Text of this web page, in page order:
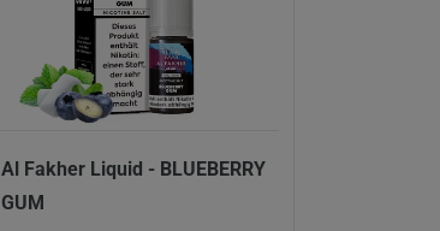
Al Fakher Liquid - BLUEBERRY
GUM